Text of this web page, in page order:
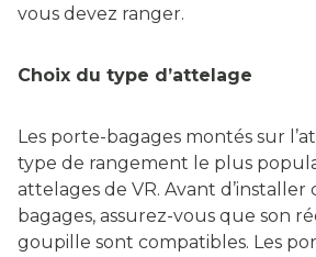
vous devez ranger.
Choix du type d’attelage
Les porte-bagages montés sur
type de rangement le plus
attelages de VR. Avant
bagages, assurez-vous que son
goupille sont compatibles. Les